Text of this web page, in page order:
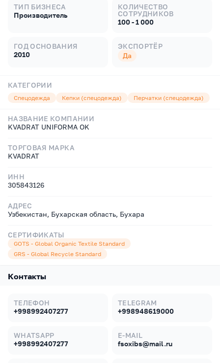
ТИП БИЗНЕСА
Производитель
КОЛИЧЕСТВО
СОТРУДНИКОВ
100 - 1 000
ГОД ОСНОВАНИЯ
2010
ЭКСПОРТЁР
Да
КАТЕГОРИИ
Спецодежда Кепки (спецодежда) Перчатки (спецодежда)
НАЗВАНИЕ КОМПАНИИ
KVADRAT UNIFORMA OK
ТОРГОВАЯ МАРКА
KVADRAT
ИНН
305843126
АДРЕС
Узбекистан, Бухарская область, Бухара
СЕРТИФИКАТЫ
GOTS - Global Organic Textile Standard
GRS - Global Recycle Standard
Контакты
ТЕЛЕФОН
+998992407277
TELEGRAM
+998948619000
WHATSAPP
+998992407277
E-MAIL
fsoxibs@mail.ru